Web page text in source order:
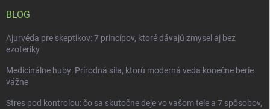
BLOG
Ajurvéda pre skeptikov: 7 princípov, ktoré dávajú zmysel aj bez
ezoteriky
Medicinálne huby: Prírodná sila, ktorú moderná veda konečne berie
vážne
Stres pod kontrolou: čo sa skutočne deje vo vašom tele a 7 spôsobov,